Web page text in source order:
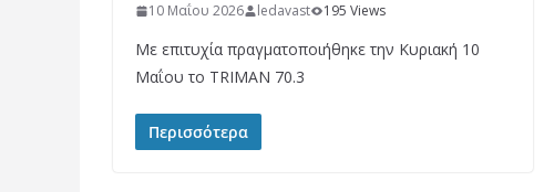
10 Μαΐου 2026 ledavast 195 Views
Με επιτυχία πραγματοποιήθηκε την Κυριακή 10
Μαΐου το TRIMAN 70.3
Περισσότερα